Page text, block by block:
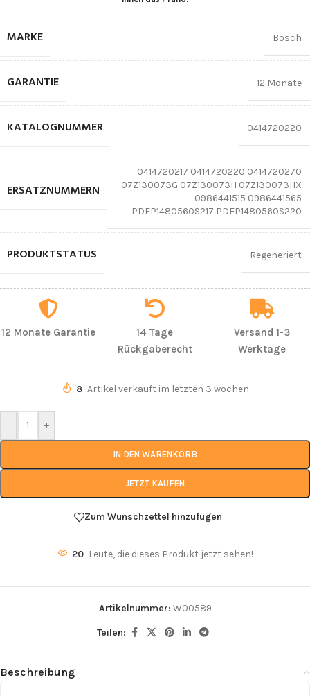
MARKE Bosch
GARANTIE 12 Monate
KATALOGNUMMER 0414720220
ERSATZNUMMERN
0414720217 0414720220 0414720270
07Z130073G 07Z130073H 07Z130073HX
0986441515 0986441565
PDEP1480560S217 PDEP1480560S220
PRODUKTSTATUS Regeneriert
12 Monate Garantie
14 Tage
Rückgaberecht
Versand 1-3
Werktage
8 Artikel verkauft im letzten 3 wochen
- +
IN DEN WARENKORB
JETZT KAUFEN
Zum Wunschzettel hinzufügen
20 Leute, die dieses Produkt jetzt sehen!
Artikelnummer: W00589
Teilen:
Beschreibung